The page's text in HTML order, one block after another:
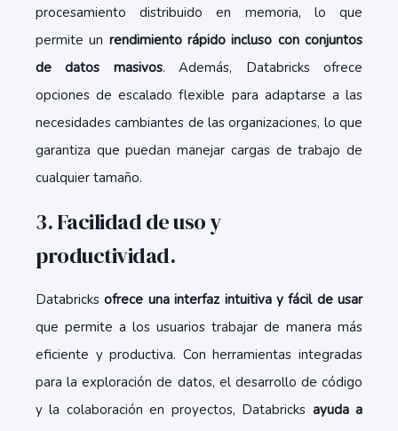
procesamiento distribuido en memoria, lo que
permite un rendimiento rápido incluso con conjuntos
de datos masivos. Además, Databricks ofrece
opciones de escalado flexible para adaptarse a las
necesidades cambiantes de las organizaciones, lo que
garantiza que puedan manejar cargas de trabajo de
cualquier tamaño.
3. Facilidad de uso y
productividad.
Databricksofrece una interfaz intuitiva y fácil de usar
que permite a los usuarios trabajar de manera más
eficiente y productiva. Con herramientas integradas
para la exploración de datos, el desarrollo de código
y la colaboración en proyectos, Databricks ayuda a